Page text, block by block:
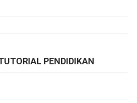
PENDIDIKAN